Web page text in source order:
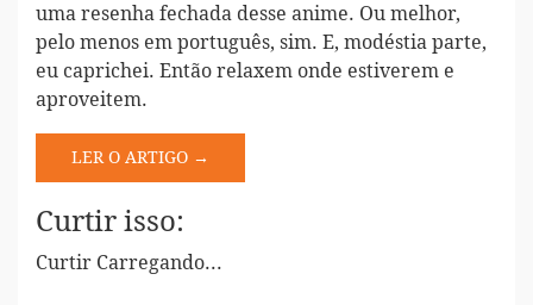
uma resenha fechada desse anime. Ou melhor,
pelo menos em português, sim. E, modéstia parte,
eu caprichei. Então relaxem onde estiverem e
aproveitem.
LER O ARTIGO →
Curtir isso:
Curtir Carregando...